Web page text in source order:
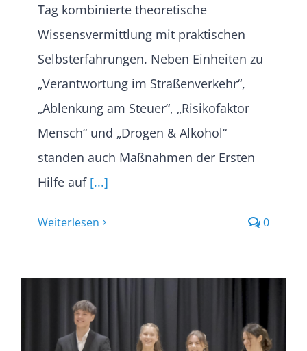
Tag kombinierte theoretische
Wissensvermittlung mit praktischen
Selbsterfahrungen. Neben Einheiten zu
„Verantwortung im Straßenverkehr“,
„Ablenkung am Steuer“, „Risikofaktor
Mensch“ und „Drogen & Alkohol“
standen auch Maßnahmen der Ersten
Hilfe auf[...]
Weiterlesen 0